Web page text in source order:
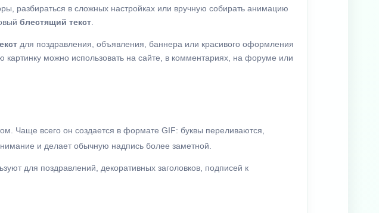
разбираться в сложных настройках или вручную собирать анимацию
блестящий текст
для поздравления, объявления, баннера или красивого оформления
картинку можно использовать на сайте, в комментариях, на форуме или
Чаще всего он создается в формате GIF: буквы переливаются,
и делает обычную надпись более заметной.
для поздравлений, декоративных заголовков, подписей к